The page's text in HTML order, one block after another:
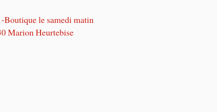
le samedi matin
Marion Heurtebise